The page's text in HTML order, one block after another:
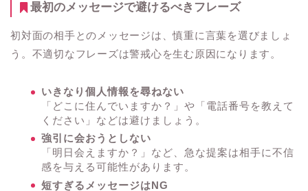
最初のメッセージで避けるべきフレーズ
初対面の相手とのメッセージは、慎重に言葉を選びましょ
う。不適切なフレーズは警戒心を生む原因になります。
いきなり個人情報を尋ねない
「どこに住んでいますか？」や「電話番号を教えて
ください」などは避けましょう。
強引に会おうとしない
「明日会えますか？」など、急な提案は相手に不信
感を与える可能性があります。
短すぎるメッセージはNG